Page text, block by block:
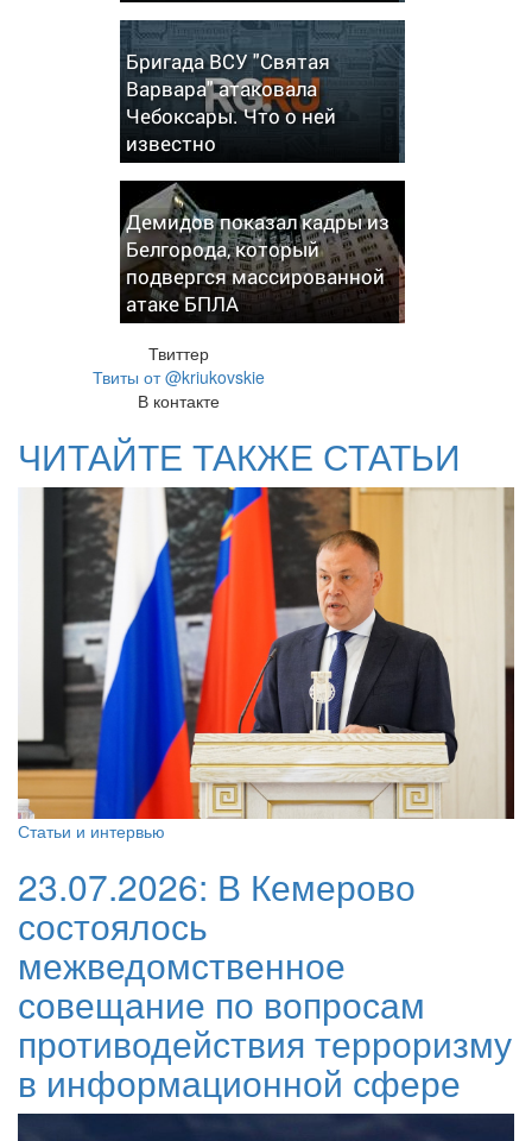
Бригада ВСУ "Святая
Варвара" атаковала
Чебоксары. Что о ней
известно
Демидов показал кадры из
Белгорода, который
подвергся массированной
атаке БПЛА
Твиттер
Твиты от @kriukovskie
В контакте
ЧИТАЙТЕ ТАКЖЕ СТАТЬИ
Статьи и интервью
23.07.2026: В Кемерово
состоялось
межведомственное
совещание по вопросам
противодействия терроризму
в информационной сфере